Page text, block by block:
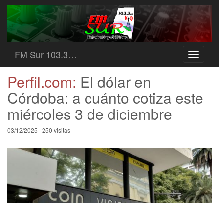
Toggle
FM Sur 103.3…
Perfil.com: El dólar en
Córdoba: a cuánto cotiza este
miércoles 3 de diciembre
03/12/2025 | 250 visitas